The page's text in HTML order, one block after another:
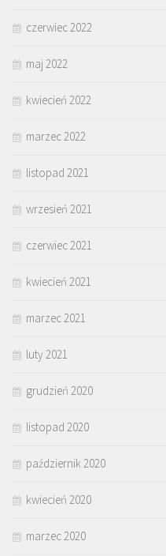
czerwiec 2022
maj 2022
kwiecień 2022
marzec 2022
listopad 2021
wrzesień 2021
czerwiec 2021
kwiecień 2021
marzec 2021
luty 2021
grudzień 2020
listopad 2020
październik 2020
kwiecień 2020
marzec 2020